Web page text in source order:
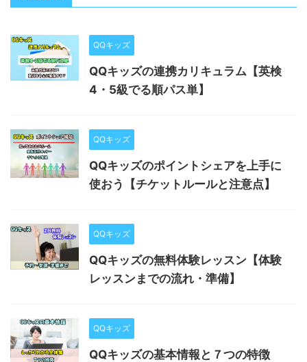
QQキッズ
QQキッズの連携カリキュラム【英検
4・5級でる順パス単】
QQキッズ
QQキッズのポイントシェアを上手に
使おう【チケットルールと注意点】
QQキッズ
QQキッズの無料体験レッスン【体験
レッスンまでの流れ・準備】
QQキッズ
QQキッズの基本情報と７つの特徴